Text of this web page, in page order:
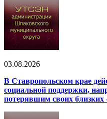
03.08.2026
В Ставропольском крае
социальной поддержки,
потерявшим своих близких